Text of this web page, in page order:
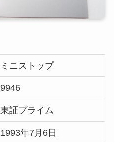
ミニストップ
9946
東証プライム
1993年7月6日